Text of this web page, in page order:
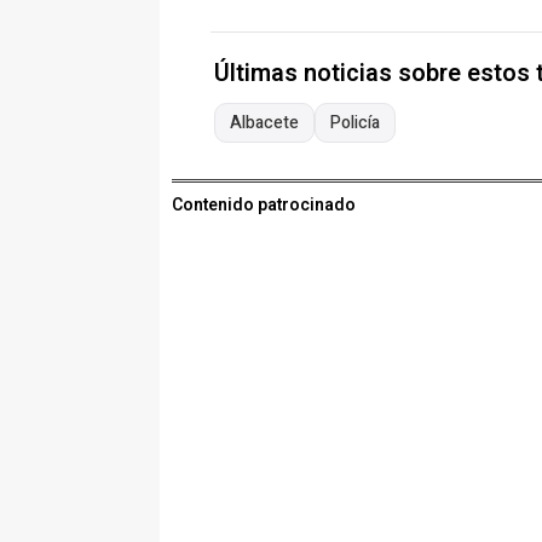
Últimas noticias sobre estos
Albacete Policía
Contenido patrocinado